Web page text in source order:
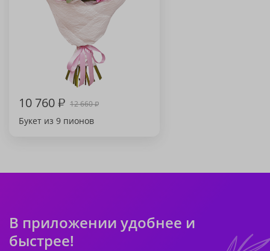
10 760₽ 12 660₽
Букет из 9 пионов
В приложении удобнее и
быстрее!